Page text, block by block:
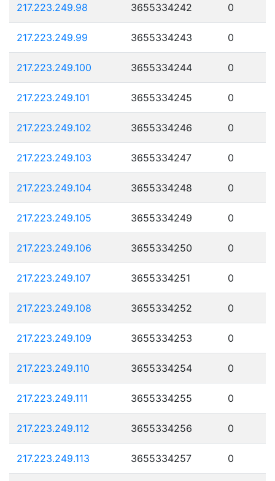
217.223.249.98 3655334242 0
217.223.249.99 3655334243 0
217.223.249.100 3655334244 0
217.223.249.101 3655334245 0
217.223.249.102 3655334246 0
217.223.249.103 3655334247 0
217.223.249.104 3655334248 0
217.223.249.105 3655334249 0
217.223.249.106 3655334250 0
217.223.249.107 3655334251 0
217.223.249.108 3655334252 0
217.223.249.109 3655334253 0
217.223.249.110 3655334254 0
217.223.249.111 3655334255 0
217.223.249.112 3655334256 0
217.223.249.113 3655334257 0